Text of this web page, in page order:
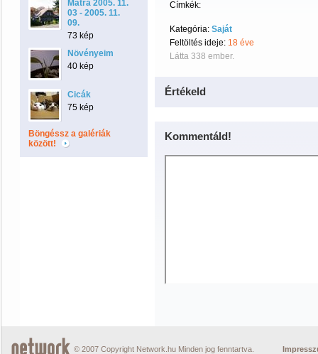
Mátra 2005. 11.
03 - 2005. 11.
09.
73 kép
Növényeim
40 kép
Cicák
75 kép
Böngéssz a galériák
között!
Címkék:
Kategória: Saját
Feltöltés ideje: 18 éve
Látta 338 ember.
Értékeld
Kommentáld!
© 2007 Copyright Network.hu Minden jog fenntartva.